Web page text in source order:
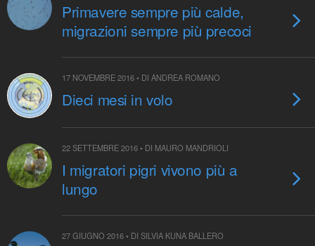
Primavere sempre più calde,
migrazioni sempre più precoci
17 NOVEMBRE 2016 • DI ANDREA ROMANO
Dieci mesi in volo
22 SETTEMBRE 2016 • DI MAURO MANDRIOLI
I migratori pigri vivono più a
lungo
27 GIUGNO 2016 • DI SILVIA KUNA BALLERO